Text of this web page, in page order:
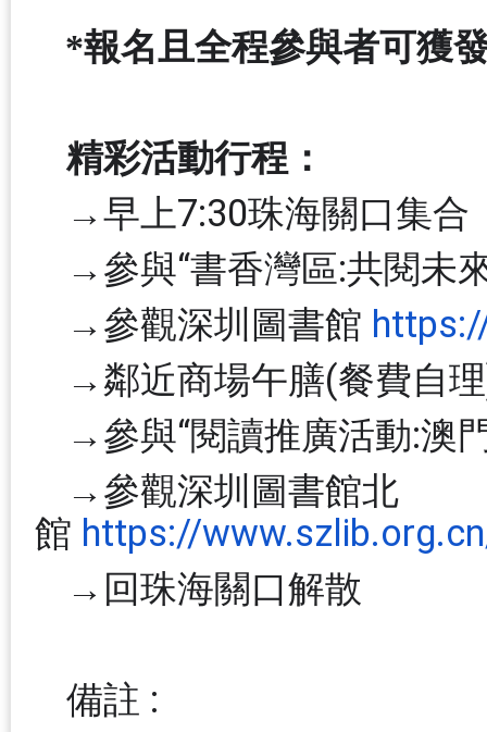
*報名且全程參與者可獲
精彩活動行程
→早上7:30珠海關口集合
→參與“書香灣區:共閱未
→參觀深圳圖書館
→鄰近商場午膳(餐費自
→參與“閱讀推廣活動:澳
→參觀深圳圖書館北
館 https://
→回珠海關口解散
備註 :